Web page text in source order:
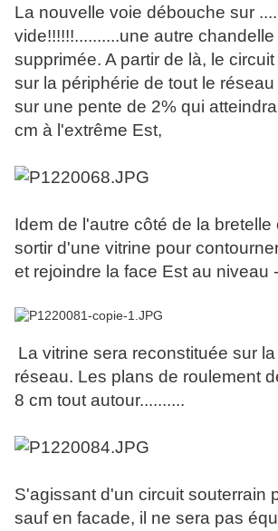
La nouvelle voie débouche sur
vide!!!!!!..........une autre
supprimée. A partir de là, le
sur la périphérie de tout le
sur une pente de 2% qui
cm à l'extrême Est,
Idem de l'autre côté de la bretelle
sortir d'une vitrine pour
et rejoindre la face Est au niveau
La vitrine sera reconstituée sur
réseau. Les plans de roulement
8 cm tout autour..........
S'agissant d'un circuit souterrain
sauf en facade, il ne sera pas